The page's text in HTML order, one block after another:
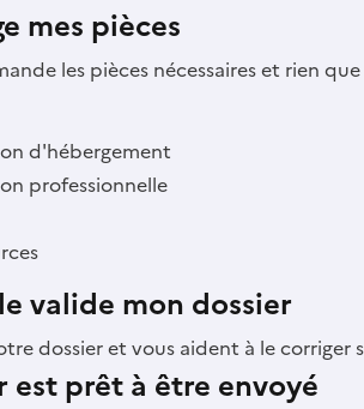
mes pièces
les pièces nécessaires et rien
d'hébergement
professionnelle
valide mon dossier
dossier et vous aident à le corriger
est prêt à être envoyé